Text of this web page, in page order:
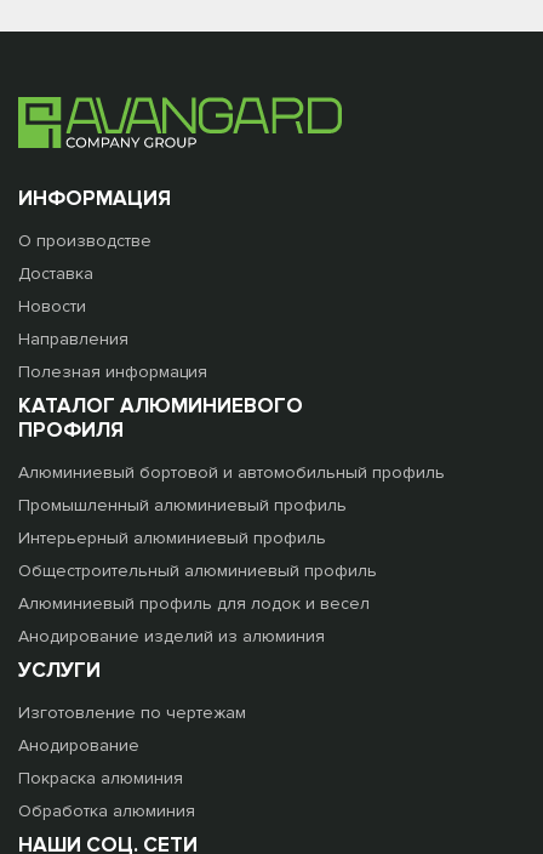
ИНФОРМАЦИЯ
О производстве
Доставка
Новости
Направления
Полезная информация
КАТАЛОГ АЛЮМИНИЕВОГО
ПРОФИЛЯ
Алюминиевый бортовой и автомобильный профиль
Промышленный алюминиевый профиль
Интерьерный алюминиевый профиль
Общестроительный алюминиевый профиль
Алюминиевый профиль для лодок и весел
Анодирование изделий из алюминия
УСЛУГИ
Изготовление по чертежам
Анодирование
Покраска алюминия
Обработка алюминия
НАШИ СОЦ. СЕТИ